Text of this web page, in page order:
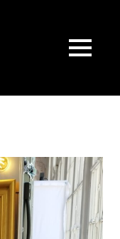
MENÜ